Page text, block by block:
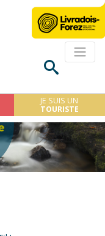
JE SUIS UN
TOURISTE